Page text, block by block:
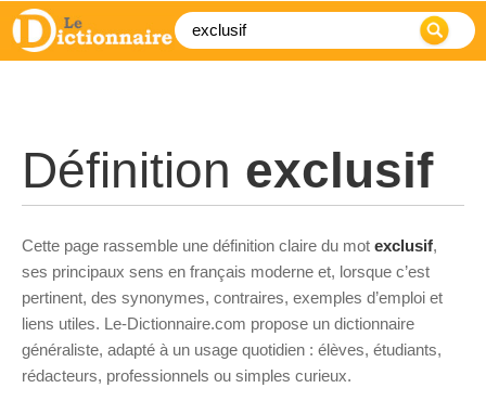
Définition exclusif
Cette page rassemble une définition claire du mot exclusif,
ses principaux sens en français moderne et, lorsque c’est
pertinent, des synonymes, contraires, exemples d’emploi et
liens utiles. Le-Dictionnaire.com propose un dictionnaire
généraliste, adapté à un usage quotidien : élèves, étudiants,
rédacteurs, professionnels ou simples curieux.